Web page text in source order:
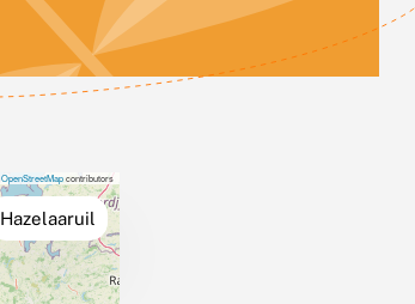
Hazelaaruil
OpenStreetMapcontributors